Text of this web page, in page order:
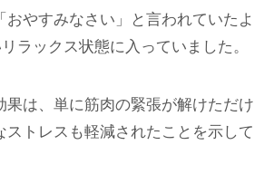
おやすみなさい」と言われていたよ
ラックス状態に入っていました。
果は、単に筋肉の緊張が解けただけ
ストレスも軽減されたことを示して